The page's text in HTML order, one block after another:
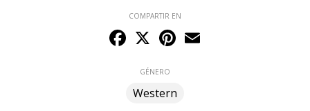
COMPARTIR EN
Facebook
X Pinterest
GÉNERO
Western